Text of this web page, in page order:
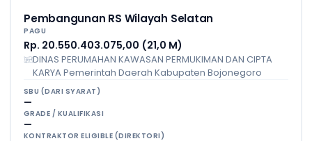
Pembangunan RS Wilayah Selatan
PAGU
Rp. 20.550.403.075,00 (21,0 M)
DINAS PERUMAHAN KAWASAN PERMUKIMAN DAN CIPTA
KARYA Pemerintah Daerah Kabupaten Bojonegoro
SBU (DARI SYARAT)
—
GRADE / KUALIFIKASI
—
KONTRAKTOR ELIGIBLE (DIREKTORI)